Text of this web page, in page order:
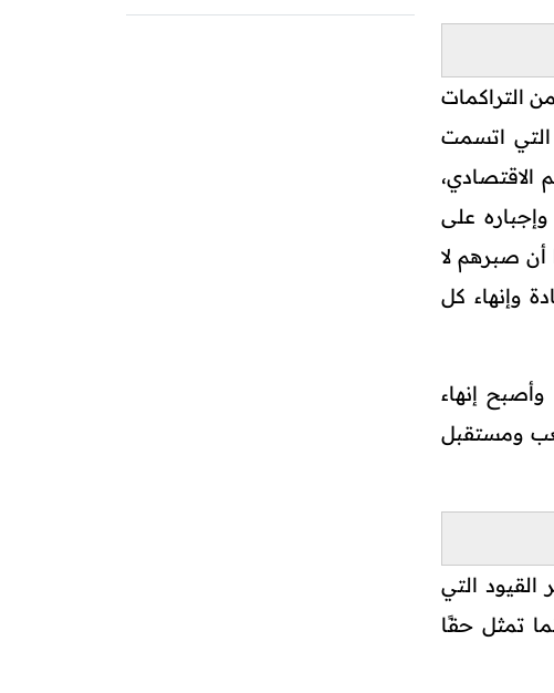
التراكمات
التي اتسمت
الاقتصادي،
على
أن صبرهم لا
وإنهاء كل
إنهاء
ومستقبل
التي
تمثل حقًا